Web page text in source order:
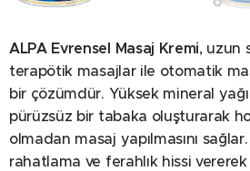
ALPA Evrensel Masaj Kremi, uzun
terapötik masajlar ile otomatik
bir çözümdür. Yüksek mineral
pürüzsüz bir tabaka oluşturarak
olmadan masaj yapılmasını
rahatlama ve ferahlık hissi